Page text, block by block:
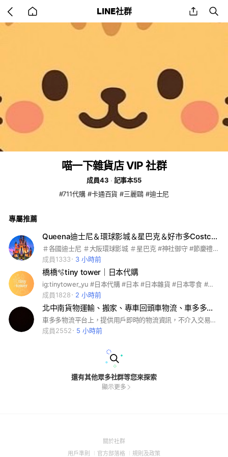
back
to
LINE社群 share
喵一下雜貨店 VIP 社群
成員43
記事本55
#711代購 #卡通百貨 #三麗鷗 #迪士尼
專屬推薦
Queena迪士尼＆環球影城＆星巴克＆好市多Costco＆御守&各國聖誕＆節慶伴手禮／禮盒也可許願
＃各國迪士尼 ＃大阪環球影城 ＃星巴克 #神社御守 #節慶禮盒 #各地伴手禮 #日本代購 #歐美代購 #各國代購 #盒玩 #動漫人物 #代購 #世界零食
成員1333
3 小時前
橋橋🫧tiny tower｜日本代購
ig:tinytower_yu #日本代購 #日本 #日本雜貨 #日本零食 #代購 #日本餅乾 #日本迪士尼 #三麗鷗
成員1828
2 小時前
北中南貨物運輸、搬家、專車回頭車物流、車多多物流平台
車多多物流平台上，提供用戶即時的物流資訊，不介入交易丶不抽佣金。貨主和司機自行洽談，盈虧自負，如果有糾紛請自行協調，或者報警處理。
成員2552
5 小時前
還有其他眾多社群等您來探索
顯示更多
關於社群(Open
用戶準則 (Open
官方部落格 (Open
規則及政策(Open